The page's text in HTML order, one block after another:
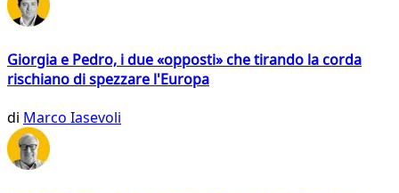
Giorgia e Pedro, i due «opposti» che tirando la corda
rischiano di spezzare l'Europa
di Marco Iasevoli